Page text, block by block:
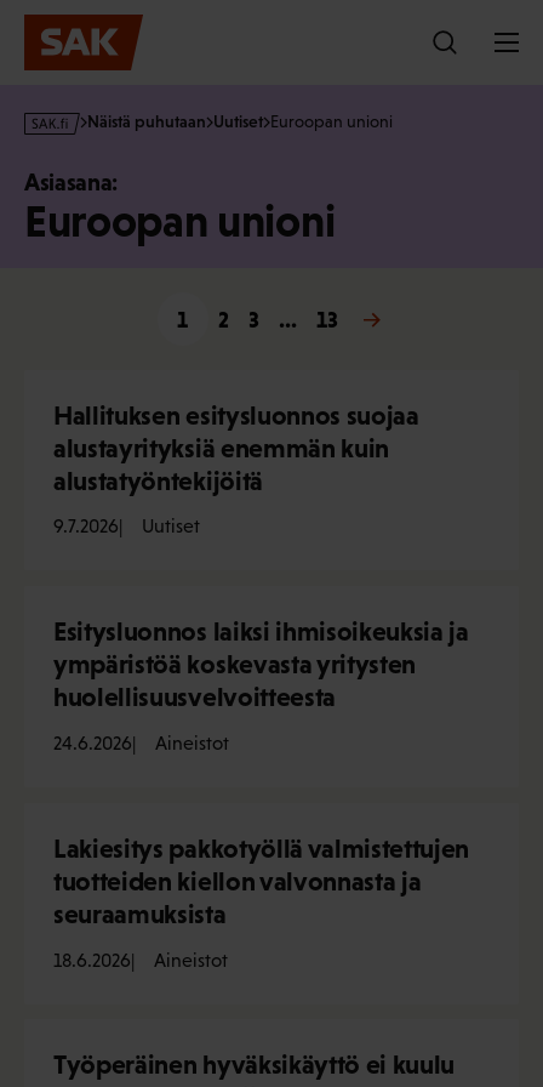
Hyppää
sisältöön
s
k
·
Näistä puhutaan Uutiset Euroopan unioni
Asiasana:
Euroopan unioni
1 2 3 … 13
Seuraava »
Hallituksen esitysluonnos suojaa
alustayrityksiä enemmän kuin
alustatyöntekijöitä
9.7.2026 Uutiset
Esitysluonnos laiksi ihmisoikeuksia ja
ympäristöä koskevasta yritysten
huolellisuusvelvoitteesta
24.6.2026 Aineistot
Lakiesitys pakkotyöllä valmistettujen
tuotteiden kiellon valvonnasta ja
seuraamuksista
18.6.2026 Aineistot
Työperäinen hyväksikäyttö ei kuulu